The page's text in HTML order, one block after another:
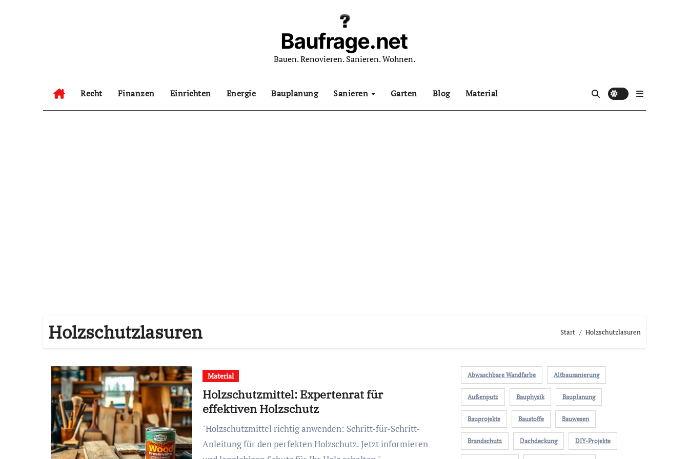
Baufrage.net
Bauen. Renovieren. Sanieren. Wohnen.
Recht Finanzen Einrichten Energie Bauplanung Sanieren Garten Blog Material
Holzschutzlasuren Start Holzschutzlasuren
Material
Holzschutzmittel: Expertenrat für
effektiven Holzschutz
"Holzschutzmittel richtig anwenden: Schritt-für-Schritt-
Anleitung für den perfekten Holzschutz. Jetzt informieren
Abwaschbare Wandfarbe Altbausanierung
Außenputz Bauphysik Bauplanung
Bauprojekte Baustoffe Bauwesen
Brandschutz Dachdeckung DIY-Projekte